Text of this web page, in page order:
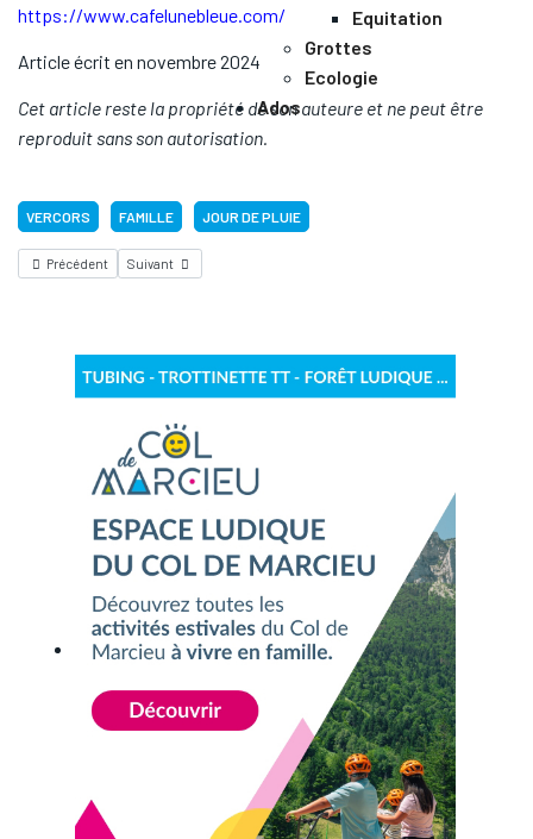
Equitation
Grottes
Ecologie
Ados
https://www.cafelunebleue.com/
Article écrit en novembre 2024
Cet article reste la propriété de son auteure et ne peut être
reproduit sans son autorisation.
VERCORS FAMILLE JOUR DE PLUIE
Précédent Suivant